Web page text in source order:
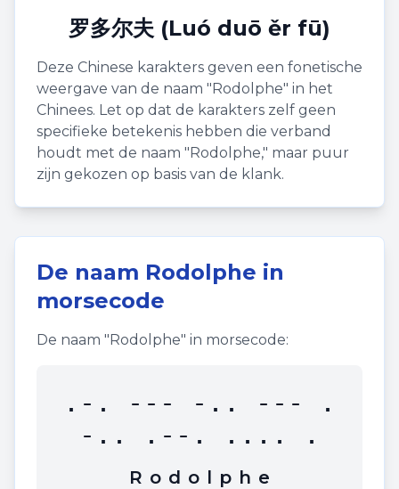
罗多尔夫 (Luó duō ěr fū)
Deze Chinese karakters geven een fonetische
weergave van de naam "Rodolphe" in het
Chinees. Let op dat de karakters zelf geen
specifieke betekenis hebben die verband
houdt met de naam "Rodolphe," maar puur
zijn gekozen op basis van de klank.
De naam Rodolphe in
morsecode
De naam "Rodolphe" in morsecode:
.-. --- -.. --- .
-.. .--. .... .
R o d o l p h e